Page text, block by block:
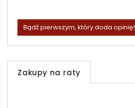
Bądź pierwszym, który doda opinię!
Zakupy na raty